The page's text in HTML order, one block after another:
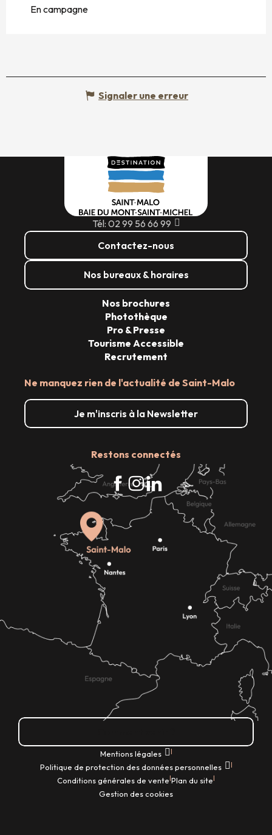
En campagne
Signaler une erreur
Tél: 02 99 56 66 99
Contactez-nous
Nos bureaux & horaires
Ne manquez rien de l'actualité de Saint-Malo
Je m'inscris à la Newsletter
Restons connectés
Nos brochures
Photothèque
Pro & Presse
Tourisme Accessible
Recrutement
Mentions légales |
Politique de protection des données personnelles |
Conditions générales de vente|Plan du site|
Gestion des cookies